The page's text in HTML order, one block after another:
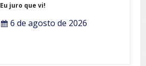
Eu juro que vi!
6 de agosto de 2026